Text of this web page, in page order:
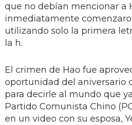
que no debían mencionar a
inmediatamente
utilizando solo la primera
la h.
El crimen de Hao fue
oportunidad del aniversario
para decirle al mundo que
Partido Comunista Chino
en un video con su esposa,